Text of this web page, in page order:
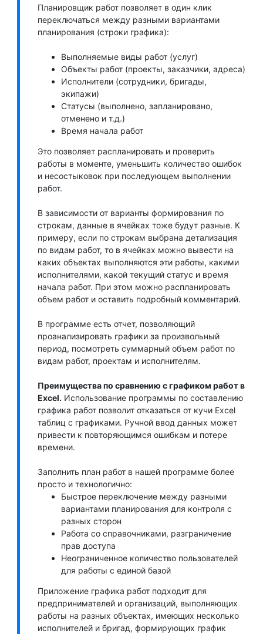
Планировщик работ позволяет в один клик
переключаться между разными вариантами
планирования (строки графика):
Выполняемые виды работ (услуг)
Объекты работ (проекты, заказчики, адреса)
Исполнители (сотрудники, бригады,
экипажи)
Статусы (выполнено, запланировано,
отменено и т.д.)
Время начала работ
Это позволяет распланировать и проверить
работы в моменте, уменьшить количество ошибок
и несостыковок при последующем выполнении
работ.
В зависимости от варианты формирования по
строкам, данные в ячейках тоже будут разные. К
примеру, если по строкам выбрана детализация
по видам работ, то в ячейках можно вывести на
каких объектах выполняются эти работы, какими
исполнителями, какой текущий статус и время
начала работ. При этом можно распланировать
объем работ и оставить подробный комментарий.
В программе есть отчет, позволяющий
проанализировать графики за произвольный
период, посмотреть суммарный объем работ по
видам работ, проектам и исполнителям.
Преимущества по сравнению с графиком работ в
Excel. Использование программы по составлению
графика работ позволит отказаться от кучи Excel
таблиц с графиками. Ручной ввод данных может
привести к повторяющимся ошибкам и потере
времени.
Заполнить план работ в нашей программе более
просто и технологично:
Быстрое переключение между разными
вариантами планирования для контроля с
разных сторон
Работа со справочниками, разграничение
прав доступа
Неограниченное количество пользователей
для работы с единой базой
Приложение графика работ подходит для
предпринимателей и организаций, выполняющих
работы на разных объектах, имеющих несколько
исполнителей и бригад, формирующих график